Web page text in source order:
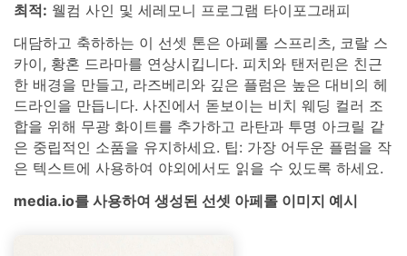
최적: 웰컴 사인 및 세레모니 프로그램 타이포그래피
대담하고 축하하는 이 선셋 톤은 아페롤 스프리츠, 코랄 스
카이, 황혼 드라마를 연상시킵니다. 피치와 탠저린은 친근
한 배경을 만들고, 라즈베리와 깊은 플럼은 높은 대비의 헤
드라인을 만듭니다. 사진에서 돋보이는 비치 웨딩 컬러 조
합을 위해 무광 화이트를 추가하고 라탄과 투명 아크릴 같
은 중립적인 소품을 유지하세요. 팁: 가장 어두운 플럼을 작
은 텍스트에 사용하여 야외에서도 읽을 수 있도록 하세요.
media.io를 사용하여 생성된 선셋 아페롤 이미지 예시